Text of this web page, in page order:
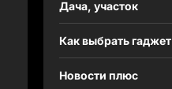
Дача, участок
Как выбрать гаджет
Новости плюс